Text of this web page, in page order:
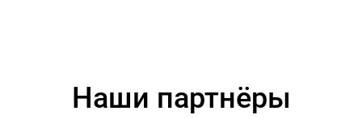
Наши партнёры